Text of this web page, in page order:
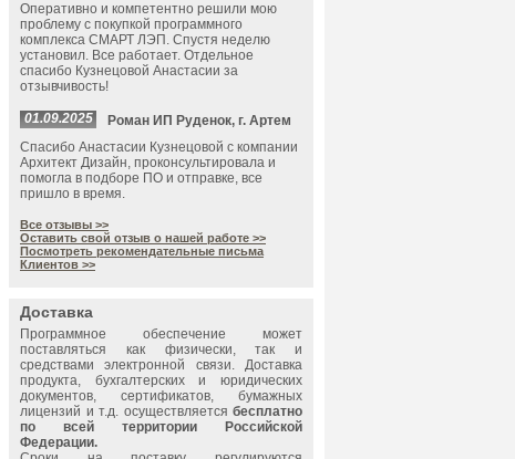
Оперативно и компетентно решили мою
проблему с покупкой программного
комплекса СМАРТ ЛЭП. Спустя неделю
установил. Все работает. Отдельное
спасибо Кузнецовой Анастасии за
отзывчивость!
01.09.2025
Роман ИП Руденок, г. Артем
Спасибо Анастасии Кузнецовой с компании
Архитект Дизайн, проконсультировала и
помогла в подборе ПО и отправке, все
пришло в время.
Все отзывы >>
Оставить свой отзыв о нашей работе >>
Посмотреть рекомендательные письма
Клиентов >>
Доставка
Программное обеспечение может
поставляться как физически, так и
средствами электронной связи. Доставка
продукта, бухгалтерских и юридических
документов, сертификатов, бумажных
лицензий и т.д. осуществляется бесплатно
по всей территории Российской
Федерации.